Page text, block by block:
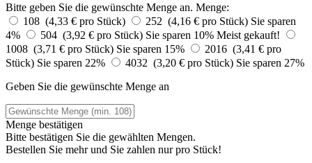
Bitte geben Sie die gewünschte Menge an. Menge:
108 (4,33 € pro Stück)
252 (4,16 € pro Stück) Sie sparen
4%
504 (3,92 € pro Stück) Sie sparen 10% Meist gekauft!
1008 (3,71 € pro Stück) Sie sparen 15%
2016 (3,41 € pro
Stück) Sie sparen 22% 4032 (3,20 € pro Stück) Sie sparen 27%
Geben Sie die gewünschte Menge an
Menge bestätigen
Bitte bestätigen Sie die gewählten Mengen.
Bestellen Sie mehr und Sie zahlen nurpro Stück!